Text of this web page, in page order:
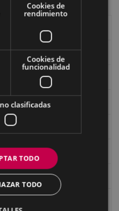
Cookies de
rendimiento
Cookies de
funcionalidad
clasificadas
TODO
TODO